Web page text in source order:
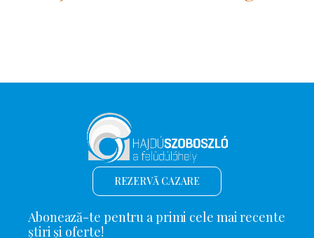
REZERVĂ CAZARE
Abonează-te pentru a primi cele mai recente
știri și oferte!